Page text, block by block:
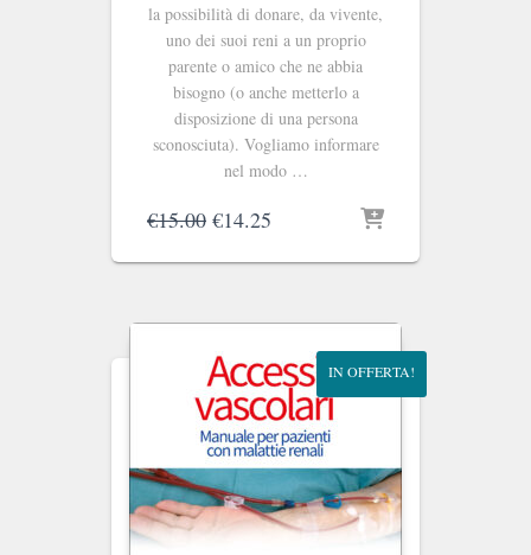
la possibilità di donare, da vivente,
uno dei suoi reni a un proprio
paren­te o amico che ne abbia
bisogno (o anche metterlo a
disposizione di una persona
sconosciuta). Vogliamo informare
nel modo …
€15.00 Il
originale
€15.00.
€14.25
attuale
€14.25.
IN OFFERTA!